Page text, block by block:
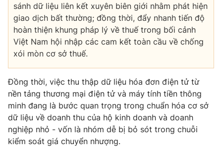
sánh dữ liệu liên kết xuyên biên giới nhằm phát hiện
giao dịch bất thường; đồng thời, đẩy nhanh tiến độ
hoàn thiện khung pháp lý về thuế trong bối cảnh
Việt Nam hội nhập các cam kết toàn cầu về chống
xói mòn cơ sở thuế.
Đồng thời, việc thu thập dữ liệu hóa đơn điện tử từ
nền tảng thương mại điện tử và máy tính tiền thông
minh đang là bước quan trọng trong chuẩn hóa cơ sở
dữ liệu về doanh thu của hộ kinh doanh và doanh
nghiệp nhỏ - vốn là nhóm dễ bị bỏ sót trong chuỗi
kiểm soát giá chuyển nhượng.